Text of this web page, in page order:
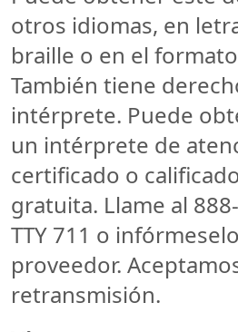
otros idiomas, en
braille o en el
También tiene
intérprete. Puede
un intérprete de
certificado o
gratuita. Llame al
TTY 711 o
proveedor.
retransmisión.